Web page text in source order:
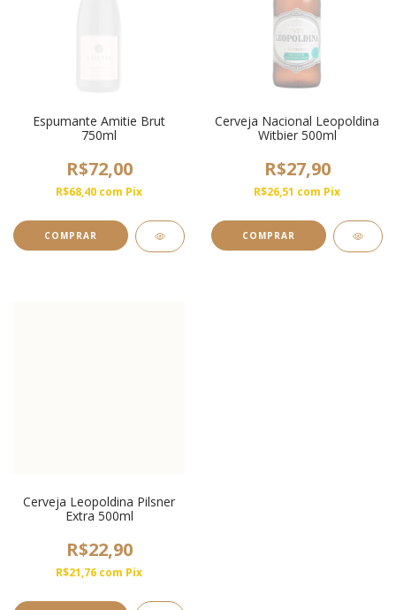
Espumante Amitie Brut
750ml
R$72,00
R$68,40 com Pix
Cerveja Nacional Leopoldina
Witbier 500ml
R$27,90
R$26,51 com Pix
Cerveja Leopoldina Pilsner
Extra 500ml
R$22,90
R$21,76 com Pix